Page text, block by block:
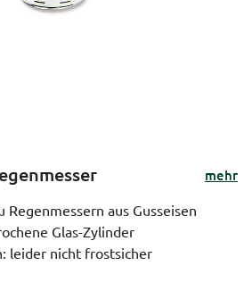
mehr
Regenmessern aus Gusseisen
Glas-Zylinder
leider nicht frostsicher